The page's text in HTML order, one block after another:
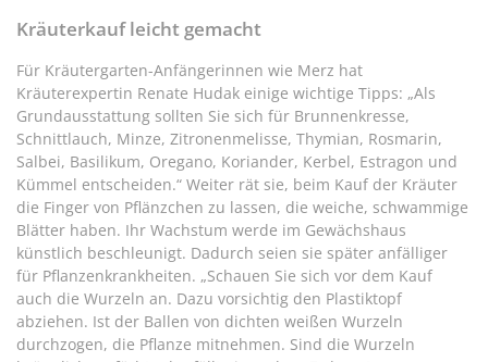
Kräuterkauf leicht gemacht
Für Kräutergarten-Anfängerinnen wie Merz hat
Kräuterexpertin Renate Hudak einige wichtige Tipps: „Als
Grundausstattung sollten Sie sich für Brunnenkresse,
Schnittlauch, Minze, Zitronenmelisse, Thymian, Rosmarin,
Salbei, Basilikum, Oregano, Koriander, Kerbel, Estragon und
Kümmel entscheiden.“ Weiter rät sie, beim Kauf der Kräuter
die Finger von Pflänzchen zu lassen, die weiche, schwammige
Blätter haben. Ihr Wachstum werde im Gewächshaus
künstlich beschleunigt. Dadurch seien sie später anfälliger
für Pflanzenkrankheiten. „Schauen Sie sich vor dem Kauf
auch die Wurzeln an. Dazu vorsichtig den Plastiktopf
abziehen. Ist der Ballen von dichten weißen Wurzeln
durchzogen, die Pflanze mitnehmen. Sind die Wurzeln